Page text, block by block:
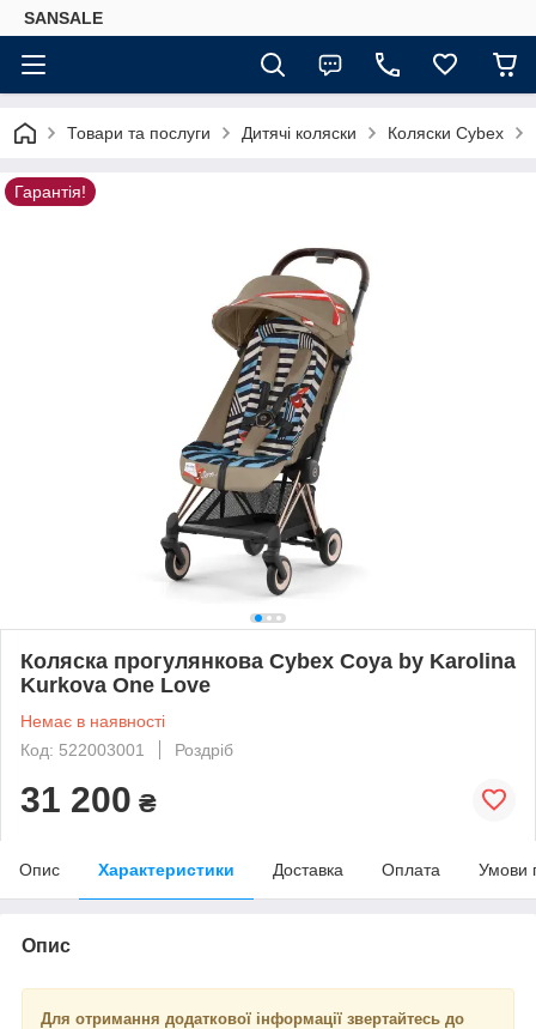
SANSALE
Товари та послуги Дитячі коляски Коляски Cybex
Гарантія!
Коляска прогулянкова Cybex Coya by Karolina
Kurkova One Love
Немає в наявності
Код: 522003001
Роздріб
31 200 ₴
Опис Характеристики Доставка Оплата Умови
Опис
Для отримання додаткової інформації звертайтесь до